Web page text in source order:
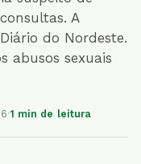
A
do Nordeste.
abusos sexuais
·1 min de leitura